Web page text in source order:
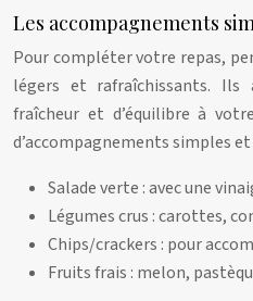
Les accompagnements
Pour compléter votre repas,
légers et rafraîchissants.
fraîcheur et d’équilibre à
d’accompagnements simples
Salade verte : avec une
Légumes crus : carottes,
Chips/crackers : pour
Fruits frais : melon,